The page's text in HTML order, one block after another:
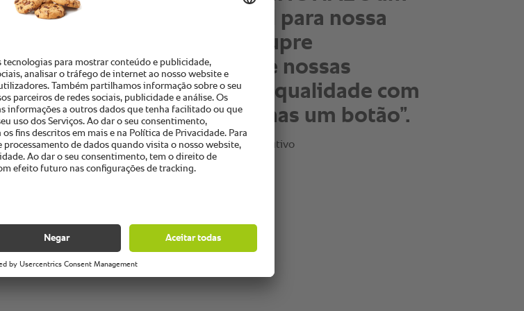
mais de 450 pratos em apenas
15 minutos. Todos os pratos
são iguais e a qualidade é
excelente. That makes doing
banquets really fun.”
Matias Martinez, chefe executivo